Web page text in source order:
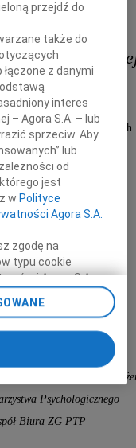
Koleżeńskiego
Psychologicznego
Oddziału w Kielcach
straty Syna
Głównego i Sądu
Psychologicznego
Biura ZG PTP
przejdź do
także do
z danymi
interes
– Agora S.A. – lub
sprzeciw. Aby
lub
od
jest
w Polityce
Agora S.A.
zgodę na
typu cookie
i Agora S.A.
też w każdej
cookie,
poprzez
serwisu i
jest także za